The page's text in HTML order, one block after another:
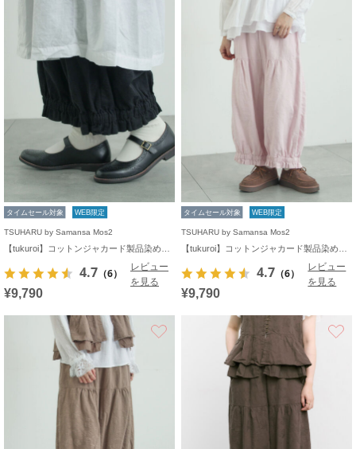
タイムセール対象 WEB限定
TSUHARU by Samansa Mos2
4.7 （6）
レビュー
を見る
¥9,790
タイムセール対象 WEB限定
TSUHARU by Samansa Mos2
4.7 （6）
レビュー
を見る
¥9,790